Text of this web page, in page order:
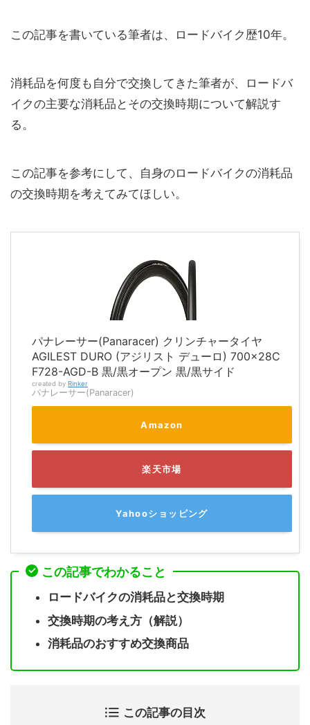
この記事を書いている筆者は、ロードバイク歴10年。
消耗品を何度も自分で交換してきた筆者が、ロードバ
イクの主要な消耗品とその交換時期について解説す
る。
この記事を参考にして、自身のロードバイクの消耗品
の交換時期を考えてみてほしい。
パナレーサー(Panaracer) クリンチャータイヤ
AGILEST DURO (アジリスト デューロ) 700×28C
F728-AGD-B 黒/黒オープン 黒/黒サイド
created by Rinker
パナレーサー(Panaracer)
Amazon
楽天市場
Yahooショッピング
この記事でわかること
ロードバイクの消耗品と交換時期
交換時期の考え方（解説）
消耗品のおすすめ交換商品
この記事の目次